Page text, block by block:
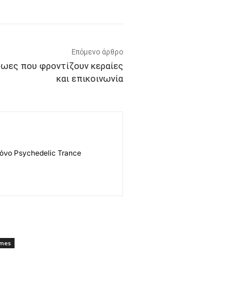
Επόμενο άρθρο
που φροντίζουν κεραίες
και επικοινωνία
Psychedelic Trance